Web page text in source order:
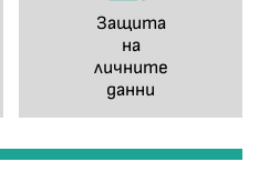
Защита
на
личните
данни